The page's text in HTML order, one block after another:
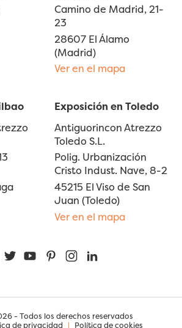
Camino de Madrid, 21-
23
28607 El Álamo
(Madrid)
Ver en el mapa
Exposición en Toledo
Antiguorincon Atrezzo
Toledo S.L.
Polig. Urbanización
Cristo Indust. Nave, 8-2
45215 El Viso de San
Juan (Toledo)
Ver en el mapa
FacebookTwitterYouTubePinterestInstagram
- Todos los derechos reservados
de privacidad | Política de cookies